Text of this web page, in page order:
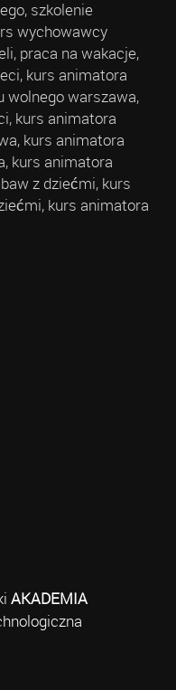
szkolenie
wychowawcy
praca na wakacje,
kurs animatora
wolnego warszawa,
kurs animatora
kurs animatora
kurs animatora
z dziećmi, kurs
kurs animatora
AKADEMIA